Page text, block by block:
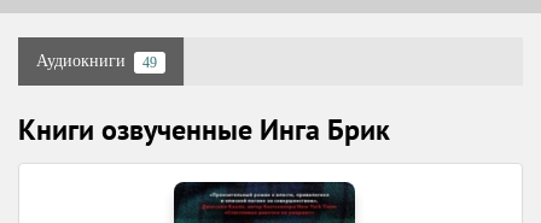
Аудиокниги 49
Книги озвученные Инга Брик